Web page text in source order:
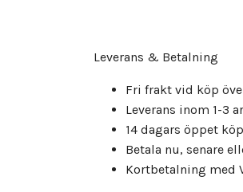
Leverans & Betalning
Fri frakt vid köp
Leverans inom 1-3
14 dagars öppet
Betala nu, senare
Kortbetalning med